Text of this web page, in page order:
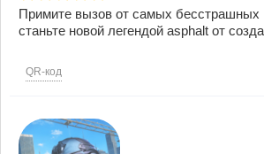
Примите вызов от самых бесстрашных
станьте новой легендой asphalt от
QR-код